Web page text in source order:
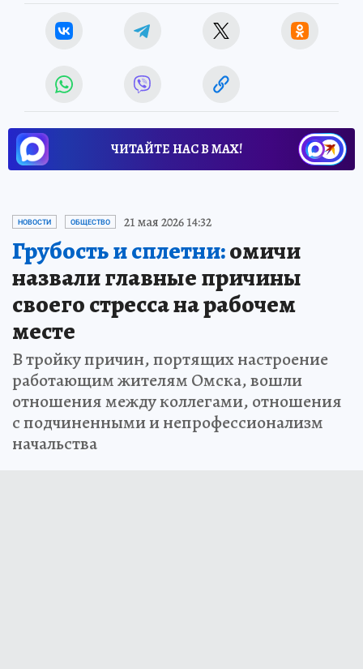
ЧИТАЙТЕ НАС В МАХ!
НОВОСТИ ОБЩЕСТВО 21 мая 2026 14:32
Грубость и сплетни:омичи
назвали главные причины
своего стресса на рабочем
месте
В тройку причин, портящих настроение
работающим жителям Омска, вошли
отношения между коллегами, отношения
с подчиненными и непрофессионализм
начальства